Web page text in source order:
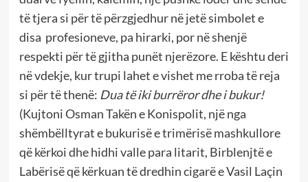
të tjera si për të përzgjedhur në jetë simbolet e
disa profesioneve, pa hirarki, por në shenjë
respekti për të gjitha punët njerëzore. E kështu deri
në vdekje, kur trupi lahet e vishet me rroba të reja
si për të thenë: Dua të iki burrëror dhe i bukur!
(Kujtoni Osman Takën e Konispolit, një nga
shëmbëlltyrat e bukurisë e trimërisë mashkullore
që kërkoi dhe hidhi valle para litarit, Birblenjtë e
Labërisë që kërkuan të dredhin cigarë e Vasil Laçin